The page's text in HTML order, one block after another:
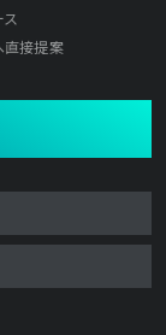
直接提案